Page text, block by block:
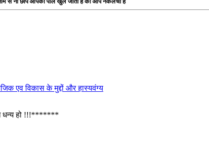
एव विकास के मुद्दों और हास्यवंग्य
!!!*******